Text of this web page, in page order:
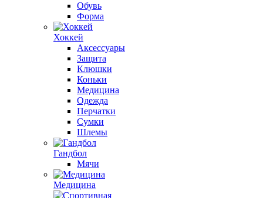
Обувь
Форма
Хоккей
Аксессуары
Защита
Клюшки
Коньки
Медицина
Одежда
Перчатки
Сумки
Шлемы
Гандбол
Мячи
Медицина